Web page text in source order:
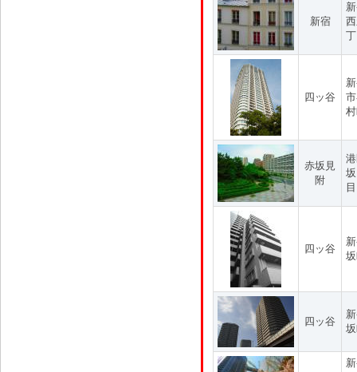
新宿
四ッ谷
赤坂見
附
目
四ッ谷
四ッ谷